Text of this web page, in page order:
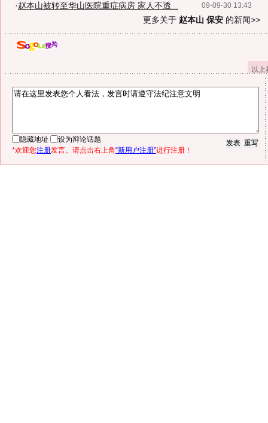
09-09-30 13:43
·赵本山被转至华山医院重症病房 家人不透...
更多关于 赵本山 保安 的新闻>>
以
隐藏地址
设为辩论话题
*欢迎您注册发言。请点击右上角“新用户注册”进行注册！